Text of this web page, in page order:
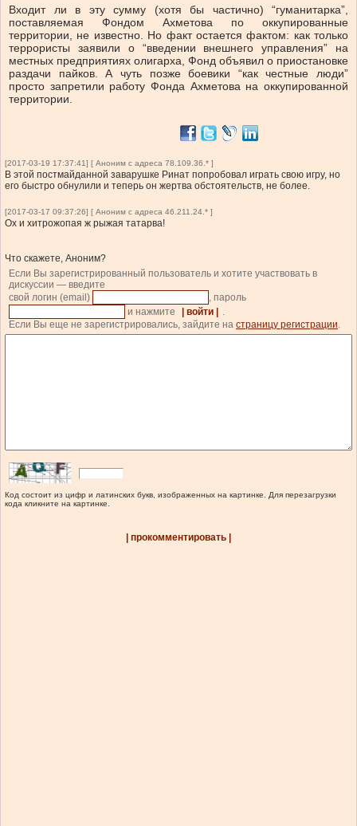
Входит ли в эту сумму (хотя бы частично) “гуманитарка”,
поставляемая Фондом Ахметова по оккупированные
территории, не известно. Но факт остается фактом: как только
террористы заявили о “введении внешнего управления” на
местных предприятиях олигарха, Фонд объявил о приостановке
раздачи пайков. А чуть позже боевики “как честные люди”
просто запретили работу Фонда Ахметова на оккупированной
территории.
[2017-03-19 17:37:41] [ Аноним с адреса 78.109.36.* ]
В этой постмайданной заварушке Ринат попробовал играть свою игру, но
его быстро обнулили и теперь он жертва обстоятельств, не более.
[2017-03-17 09:37:26] [ Аноним с адреса 46.211.24.* ]
Ох и хитрожопая ж рыжая татарва!
Что скажете, Аноним?
Если Вы зарегистрированный пользователь и хотите участвовать в
дискуссии — введите
свой логин (email)
, пароль
и нажмите
| войти | .
Если Вы еще не зарегистрировались, зайдите на страницу регистрации.
Код состоит из цифр и латинских букв, изображенных на картинке. Для перезагрузки
кода кликните на картинке.
| прокомментировать |